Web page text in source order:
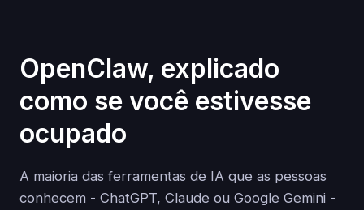
OpenClaw, explicado
como se você estivesse
ocupado
A maioria das ferramentas de IA que as pessoas
conhecem - ChatGPT, Claude ou Google Gemini -